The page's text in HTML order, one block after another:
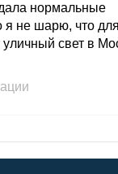
нормальные
я не шарю, что
свет в